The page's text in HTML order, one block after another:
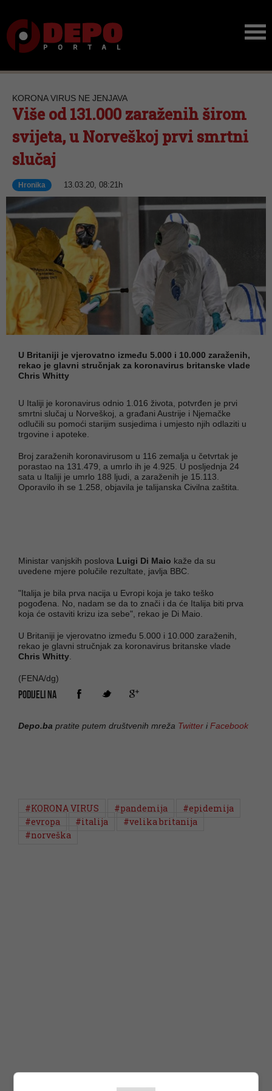
KORONA VIRUS NE JENJAVA
Više od 131.000 zaraženih širom
svijeta, u Norveškoj prvi smrtni
slučaj
Hronika 13.03.20, 08:21h
U Britaniji je vjerovatno između 5.000 i 10.000 zaraženih,
rekao je glavni stručnjak za koronavirus britanske vlade
Chris Whitty
U Italiji je koronavirus odnio 1.016 života, potvrđen je prvi
smrtni slučaj u Norveškoj, a građani Austrije i Njemačke
odlučili su pomoći starijim susjedima i umjesto njih odlaziti u
trgovine i apoteke.
Broj zaraženih koronavirusom u 116 zemalja u četvrtak je
porastao na 131.479, a umrlo ih je 4.925. U posljednja 24
sata u Italiji je umrlo 188 ljudi, a zaraženih je 15.113.
Oporavilo ih se 1.258, objavila je talijanska Civilna zaštita.
Ministar vanjskih poslova Luigi Di Maio kaže da su
uvedene mjere polučile rezultate, javlja BBC.
"Italija je bila prva nacija u Evropi koja je tako teško
pogođena. No, nadam se da to znači i da će Italija biti prva
koja će ostaviti krizu iza sebe", rekao je Di Maio.
U Britaniji je vjerovatno između 5.000 i 10.000 zaraženih,
rekao je glavni stručnjak za koronavirus britanske vlade
Chris Whitty
(FENA/dg)
PODIJELI NA
Depo.ba pratite putem društvenih mreža Twitter iFacebook
#KORONA VIRUS #pandemija
#epidemija
#evropa
#italija
#velika britanija
#norveška